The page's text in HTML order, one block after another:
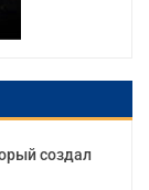
создал